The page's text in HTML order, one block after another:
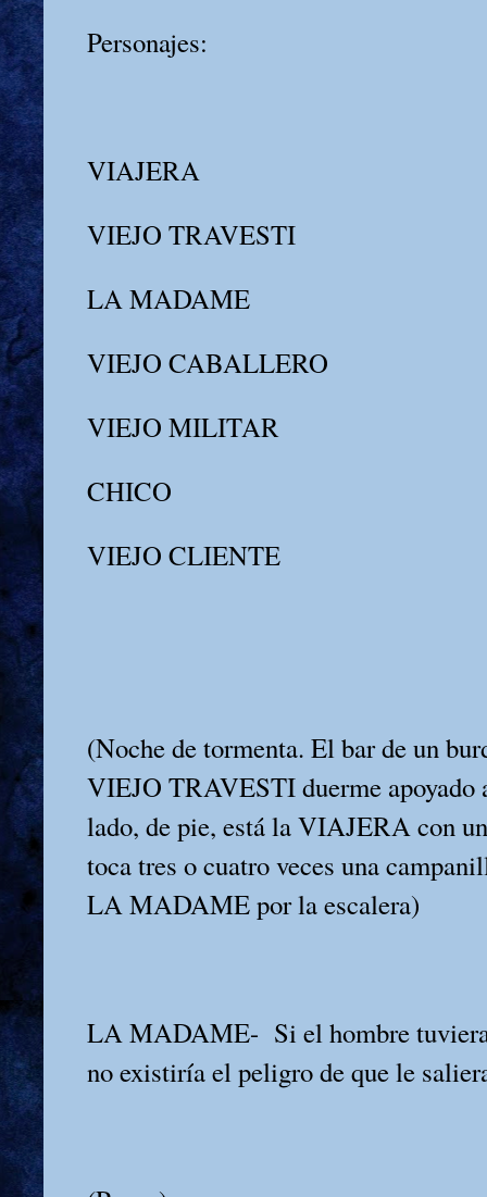
Personajes:
VIAJERA
VIEJO TRAVESTI
LA MADAME
VIEJO CABALLERO
VIEJO MILITAR
CHICO
VIEJO CLIENTE
(Noche de tormenta. El bar de un
VIEJO TRAVESTI duerme apoyado
lado, de pie, está la VIAJERA con
toca tres o cuatro veces una
LA MADAME por la escalera)
LA MADAME- Si el hombre
no existiría el peligro de que le